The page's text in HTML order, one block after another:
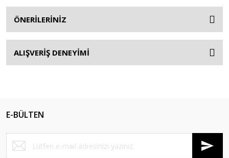
ÖNERİLERİNİZ
ALIŞVERİŞ DENEYİMİ
E-BÜLTEN